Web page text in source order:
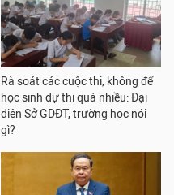
Rà soát các cuộc thi, không để
học sinh dự thi quá nhiều: Đại
diện Sở GDĐT, trường học nói
gì?